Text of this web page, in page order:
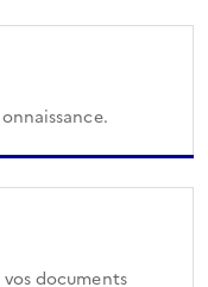
documents